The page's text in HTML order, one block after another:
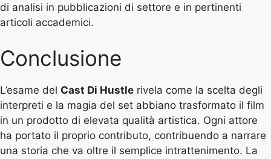
di analisi in pubblicazioni di settore e in pertinenti
articoli accademici.
Conclusione
L’esame del Cast Di Hustle rivela come la scelta degli
interpreti e la magia del set abbiano trasformato il film
in un prodotto di elevata qualità artistica. Ogni attore
ha portato il proprio contributo, contribuendo a narrare
una storia che va oltre il semplice intrattenimento. La